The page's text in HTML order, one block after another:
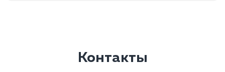
Высшее или среднее медицинское образование по
Контакты